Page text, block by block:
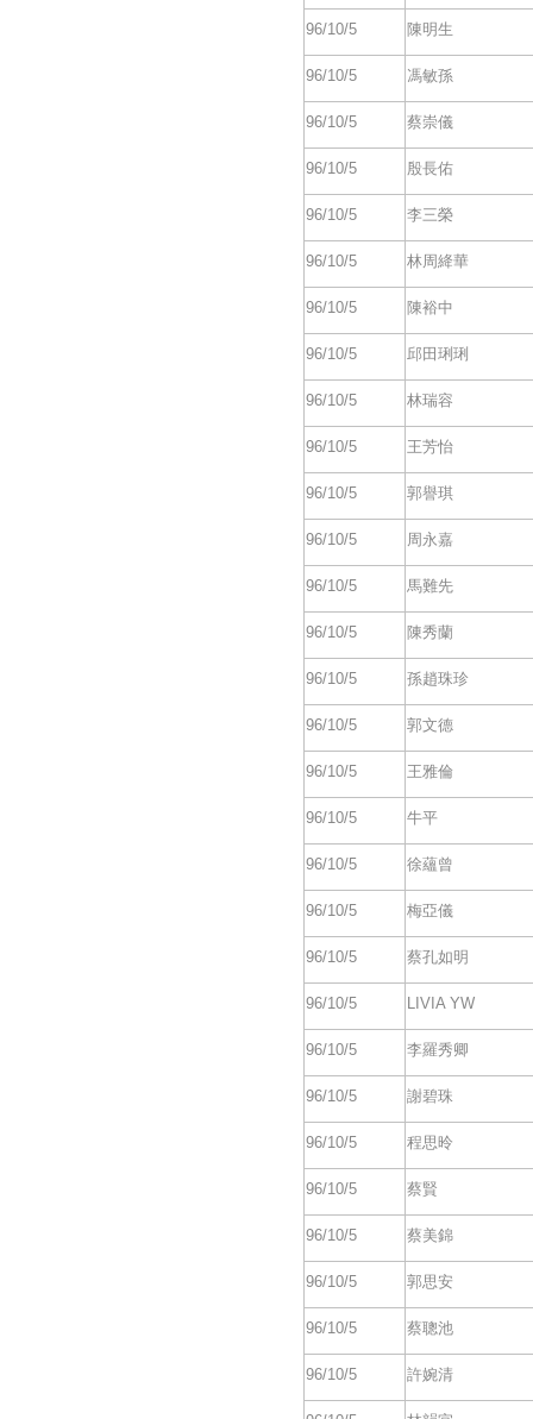
96/10/5 陳明生
96/10/5 馮敏孫
96/10/5 蔡崇儀
96/10/5 殷長佑
96/10/5 李三榮
96/10/5 林周絳華
96/10/5 陳裕中
96/10/5 邱田琍琍
96/10/5 林瑞容
96/10/5 王芳怡
96/10/5 郭譽琪
96/10/5 周永嘉
96/10/5 馬難先
96/10/5 陳秀蘭
96/10/5 孫趙珠珍
96/10/5 郭文德
96/10/5 王雅倫
96/10/5 牛平
96/10/5 徐蘊曾
96/10/5 梅亞儀
96/10/5 蔡孔如明
96/10/5 LIVIA YW
96/10/5 李羅秀卿
96/10/5 謝碧珠
96/10/5 程思昤
96/10/5 蔡賢
96/10/5 蔡美錦
96/10/5 郭思安
96/10/5 蔡聰池
96/10/5 許婉清